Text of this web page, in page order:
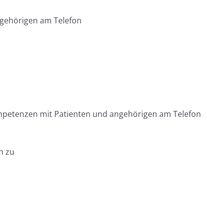
am Telefon
mit Patienten und angehörigen am Telefon
zu